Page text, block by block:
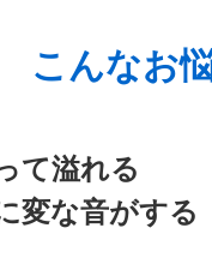
こんなお
て溢れる
変な音がする